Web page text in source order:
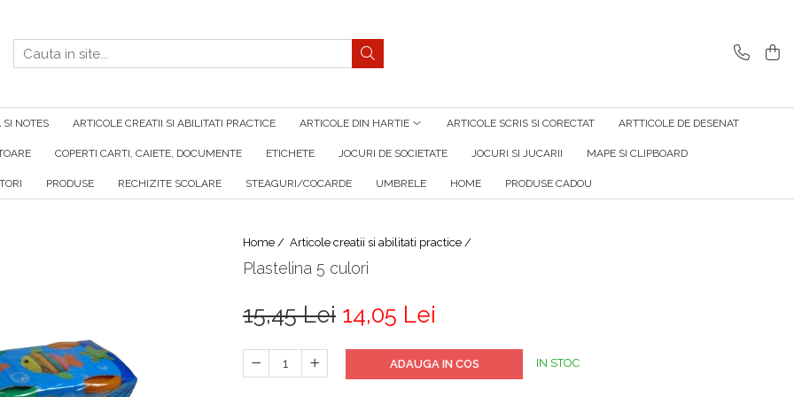
NOTES ARTICOLE CREATII SI ABILITATI PRACTICE ARTICOLE DIN HARTIE ARTICOLE SCRIS SI CORECTAT ARTTICOLE DE DESENAT
COPERTI CARTI, CAIETE, DOCUMENTE ETICHETE JOCURI DE SOCIETATE JOCURI SI JUCARII MAPE SI CLIPBOARD
PRODUSE RECHIZITE SCOLARE STEAGURI/COCARDE UMBRELE HOME PRODUSE CADOU
Home / Articole creatii si abilitati practice /
Plastelina 5 culori
15,45 Lei 14,05 Lei
ADAUGA IN COS IN STOC